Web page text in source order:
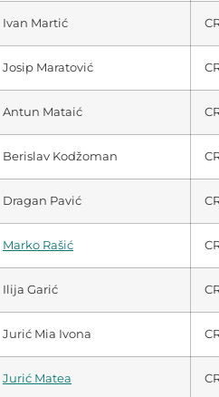
Ivan Martić
Josip Maratović
Antun Mataić
Berislav Kodžoman
Dragan Pavić
Marko Rašić
Ilija Garić
Jurić Mia Ivona
Jurić Matea